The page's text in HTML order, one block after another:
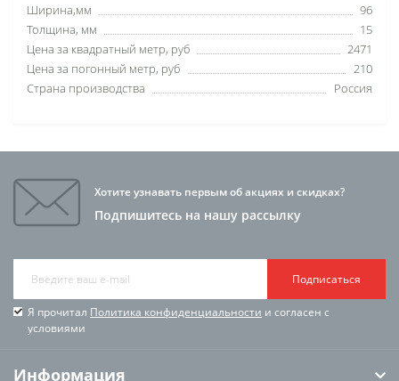
Ширина,мм
96
Толщина, мм
15
Цена за квадратный метр, руб
2471
Цена за погонный метр, руб
210
Страна производства
Россия
Хотите узнавать первым об акциях и скидках?
Подпишитесь на нашу рассылку
Подписаться
Я прочитал Политика конфиденциальности и согласен с
условиями
Информация